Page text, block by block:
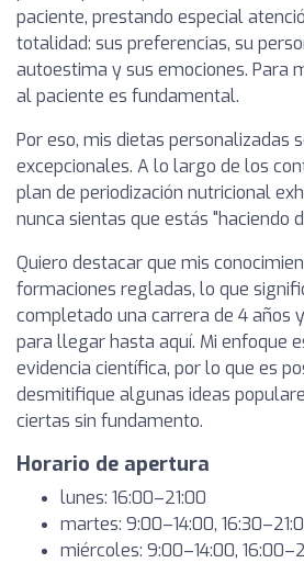
paciente, prestando especial
totalidad: sus preferencias, su
autoestima y sus emociones. Para
al paciente es fundamental.
Por eso, mis dietas personalizadas
excepcionales. A lo largo de los
plan de periodización nutricional
nunca sientas que estás "haciendo
Quiero destacar que mis
formaciones regladas, lo que
completado una carrera de 4 años
para llegar hasta aquí. Mi enfoque
evidencia científica, por lo que es
desmitifique algunas ideas
ciertas sin fundamento.
Horario de apertura
lunes: 16:00–21:00
martes: 9:00–14:00,
miércoles: 9:00–14:00,